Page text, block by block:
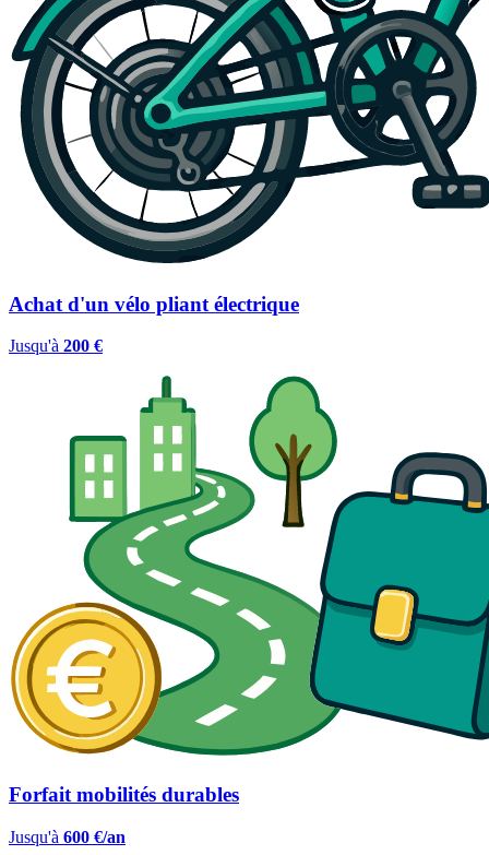
Achat d'un vélo pliant électrique
Jusqu'à 200 €
Forfait mobilités durables
Jusqu'à 600 €/an